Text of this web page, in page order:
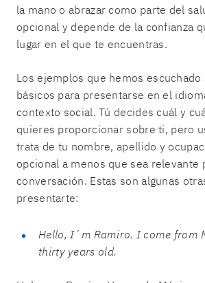
la mano o abrazar como parte del
opcional y depende de la confianza
lugar en el que te encuentras.
Los ejemplos que hemos escuchado
básicos para presentarse en el
contexto social. Tú decides cuál y
quieres proporcionar sobre ti, pero
trata de tu nombre, apellido y
opcional a menos que sea relevante
conversación. Estas son algunas
presentarte:
Hello, I´m Ramiro. I come from
thirty years old.